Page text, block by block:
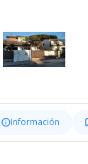
Información